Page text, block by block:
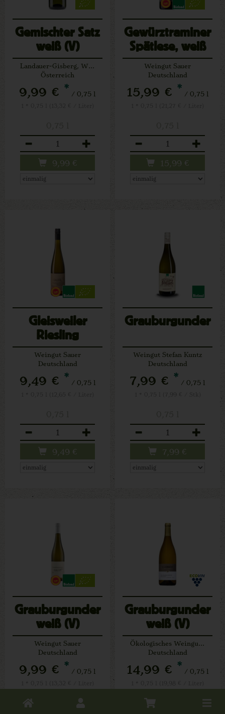
Gemischter Satz
weiß (V)
Landauer-Gisberg, Winzerhof
Österreich
9,99 € * / 0,75 l
9,99 €
Gewürztraminer
Spätlese, weiß
(V)
Weingut Sauer
Deutschland
15,99 € * / 0,75 l
15,99 €
Gleisweiler
Riesling
Buntsandstein
(V)
Weingut Sauer
Deutschland
9,49 € * / 0,75 l
9,49 €
Grauburgunder
Weingut Stefan Kuntz
Deutschland
7,99 € * / 0,75 l
7,99 €
Grauburgunder
weiß (V)
Weingut Sauer
Deutschland
9,99 € * / 0,75 l
Grauburgunder
weiß (V)
Ökologisches Weingut Schmidt
Deutschland
14,99 € * / 0,75 l
Toggle